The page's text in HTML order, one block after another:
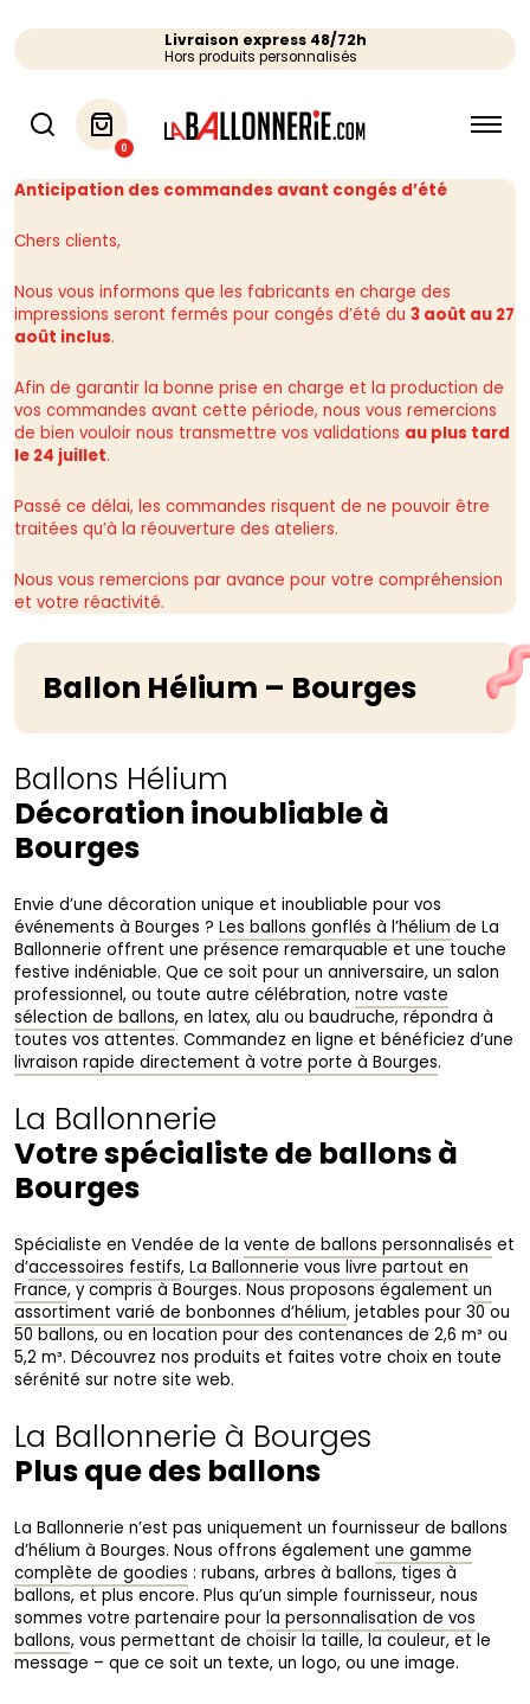
Livraison express 48/72h
Hors produits personnalisés
0
Anticipation des commandes avant congés d’été
Chers clients,
Nous vous informons que les fabricants en charge des
impressions seront fermés pour congés d’été du 3 août au 27
août inclus.
Afin de garantir la bonne prise en charge et la production de
vos commandes avant cette période, nous vous remercions
de bien vouloir nous transmettre vos validations au plus tard
le 24 juillet.
Passé ce délai, les commandes risquent de ne pouvoir être
traitées qu’à la réouverture des ateliers.
Nous vous remercions par avance pour votre compréhension
et votre réactivité.
Ballon Hélium – Bourges
Ballons Hélium
Décoration inoubliable à
Bourges
Envie d’une décoration unique et inoubliable pour vos
événements à Bourges ? Les ballons gonflés à l’hélium de La
Ballonnerie offrent une présence remarquable et une touche
festive indéniable. Que ce soit pour un anniversaire, un salon
professionnel, ou toute autre célébration, notre vaste
sélection de ballons, en latex, alu ou baudruche, répondra à
toutes vos attentes. Commandez en ligne et bénéficiez d’une
livraison rapide directement à votre porte à Bourges.
La Ballonnerie
Votre spécialiste de ballons à
Bourges
Spécialiste en Vendée de la vente de ballons personnalisés et
d’accessoires festifs, La Ballonnerie vous livre partout en
France, y compris à Bourges. Nous proposons également un
assortiment varié de bonbonnes d’hélium, jetables pour 30 ou
50 ballons, ou en location pour des contenances de 2,6 m³ ou
5,2 m³. Découvrez nos produits et faites votre choix en toute
sérénité sur notre site web.
La Ballonnerie à Bourges
Plus que des ballons
La Ballonnerie n’est pas uniquement un fournisseur de ballons
d’hélium à Bourges. Nous offrons également une gamme
complète de goodies : rubans, arbres à ballons, tiges à
ballons, et plus encore. Plus qu’un simple fournisseur, nous
sommes votre partenaire pour la personnalisation de vos
ballons, vous permettant de choisir la taille, la couleur, et le
message – que ce soit un texte, un logo, ou une image.